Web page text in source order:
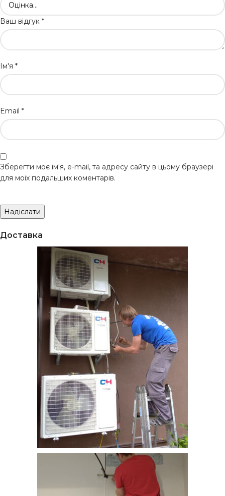
Ваш відгук *
Ім'я *
Email *
Зберегти моє ім'я, e-mail, та адресу сайту в цьому браузері
для моїх подальших коментарів.
Доставка